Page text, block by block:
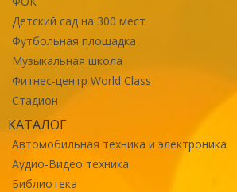
Детский сад на 300 мест
Футбольная площадка
Музыкальная школа
Фитнес-центр World Class
Стадион
КАТАЛОГ
Автомобильная техника и электроника
Аудио-Видео техника
Библиотека